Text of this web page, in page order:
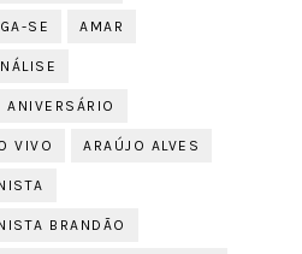
SE AMAR
ANIVERSÁRIO
VIVO ARAÚJO ALVES
BRANDÃO